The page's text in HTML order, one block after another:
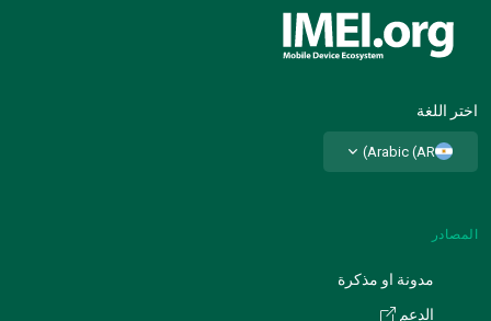
اختر اللغة
Arabic (AR)
المصادر
مدونة او مذكرة
الدعم